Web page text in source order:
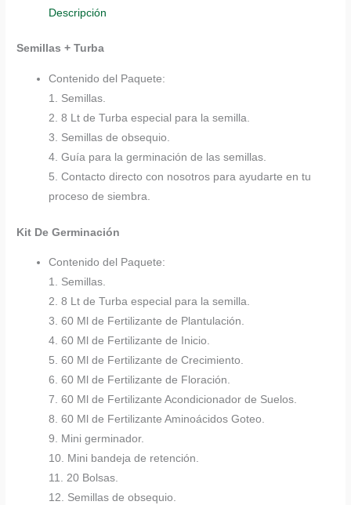
cantidad
Descripción
Semillas + Turba
Contenido del Paquete:
1. Semillas.
2. 8 Lt de Turba especial para la semilla.
3. Semillas de obsequio.
4. Guía para la germinación de las semillas.
5. Contacto directo con nosotros para ayudarte en tu
proceso de siembra.
Kit De Germinación
Contenido del Paquete:
1. Semillas.
2. 8 Lt de Turba especial para la semilla.
3. 60 Ml de Fertilizante de Plantulación.
4. 60 Ml de Fertilizante de Inicio.
5. 60 Ml de Fertilizante de Crecimiento.
6. 60 Ml de Fertilizante de Floración.
7. 60 Ml de Fertilizante Acondicionador de Suelos.
8. 60 Ml de Fertilizante Aminoácidos Goteo.
9. Mini germinador.
10. Mini bandeja de retención.
11. 20 Bolsas.
12. Semillas de obsequio.